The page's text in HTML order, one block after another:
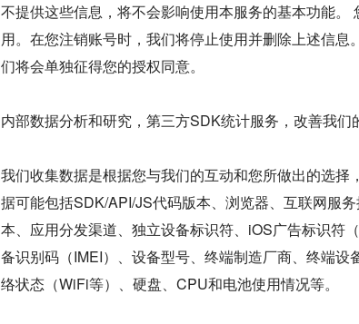
不提供这些信息，将不会影响使用本服务的基本功能
用。在您注销账号时，我们将停止使用并删除上述信
们将会单独征得您的授权同意。
内部数据分析和研究，第三方SDK统计服务，改善我们
我们收集数据是根据您与我们的互动和您所做出的选
据可能包括SDK/API/JS代码版本、浏览器、互联网服
本、应用分发渠道、独立设备标识符、iOS广告标识符
备识别码（IMEI）、设备型号、终端制造厂商、终端
络状态（WiFi等）、硬盘、CPU和电池使用情况等。